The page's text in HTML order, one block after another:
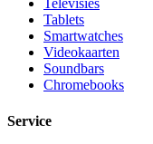
Televisies
Tablets
Smartwatches
Videokaarten
Soundbars
Chromebooks
Service